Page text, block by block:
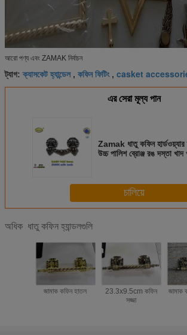
আরো পণ্য এবং ZAMAK নির্বাচন
ট্যাগ:ক্যাসকেট হ্যান্ডেল, কফিন ফিটিং, casket
এর সেরা মূল্য পান
Zamak ধাতু কফিন হার্ডওয়্যার
উচ্চ পালিশ ব্রোঞ্জ রঙ দস্তা খাদ
চালিয়ে
অধিক ধাতু কফিন হ্যান্ডলগুলি
জামাক কফিন হাতল
23.3x9.5cm কফিন
সজ্জা
জামাক